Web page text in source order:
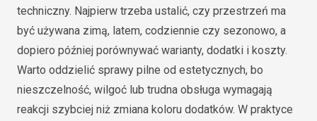
techniczny. Najpierw trzeba ustalić, czy przestrzeń ma
być używana zimą, latem, codziennie czy sezonowo, a
dopiero później porównywać warianty, dodatki i koszty.
Warto oddzielić sprawy pilne od estetycznych, bo
nieszczelność, wilgoć lub trudna obsługa wymagają
reakcji szybciej niż zmiana koloru dodatków. W praktyce